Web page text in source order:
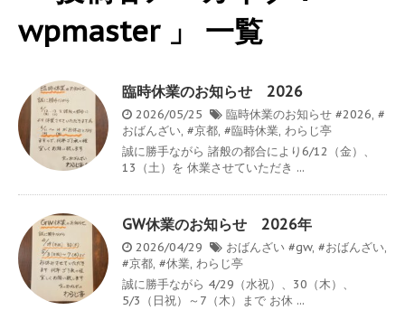
wpmaster 」 一覧
臨時休業のお知らせ 2026
2026/05/25 臨時休業のお知らせ #2026, #
おばんざい, #京都, #臨時休業, わらじ亭
誠に勝手ながら 諸般の都合により6/12（金）、
13（土）を 休業させていただき ...
GW休業のお知らせ 2026年
2026/04/29 おばんざい #gw, #おばんざい,
#京都, #休業, わらじ亭
誠に勝手ながら 4/29（水祝）、30（木）、
5/3（日祝）～7（木）まで お休 ...